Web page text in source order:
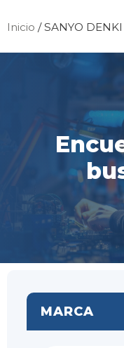
Inicio / SANYO DENKI
MARCA